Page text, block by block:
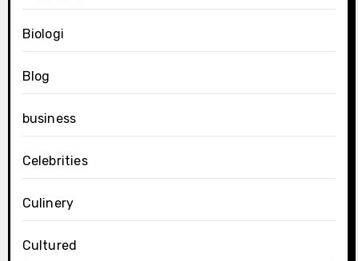
Biologi
Blog
business
Celebrities
Culinery
Cultured